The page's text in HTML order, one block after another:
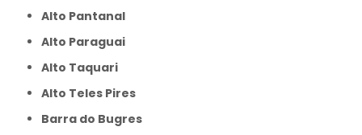
Alto Pantanal
Alto Paraguai
Alto Taquari
Alto Teles Pires
Barra do Bugres